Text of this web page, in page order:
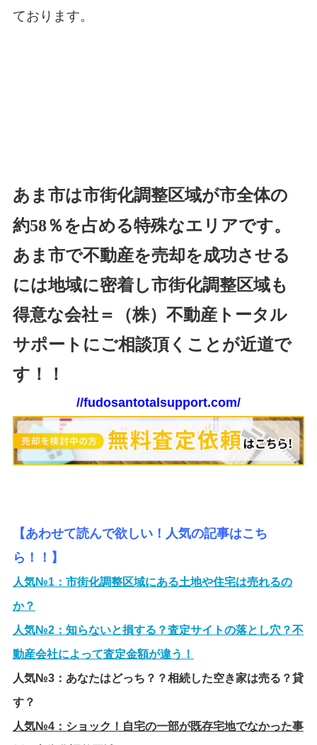
ております。
あま市は市街化調整区域が市全体の
約58％を占める特殊なエリアです。
あま市で不動産を売却を成功させる
には地域に密着し市街化調整区域も
得意な会社＝（株）不動産トータル
サポートにご相談頂くことが近道で
す！！
//fudosantotalsupport.com/
【あわせて読んで欲しい！人気の記事はこち
ら！！】
人気№1： 市街化調整区域にある土地や住宅は売れるの
か？
人気№2： 知らないと損する？査定サイトの落とし穴？不
動産会社によって査定金額が違う！
人気№3： あなたはどっち？？相続した空き家は売る？貸
す？
人気№4： ショック！自宅の一部が既存宅地でなかった事